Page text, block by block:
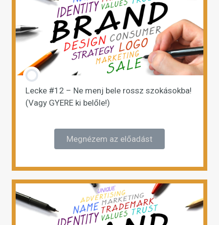
Lecke #12 – Ne menj bele rossz szokásokba!
(Vagy GYERE ki belőle!)
Megnézem az előadást